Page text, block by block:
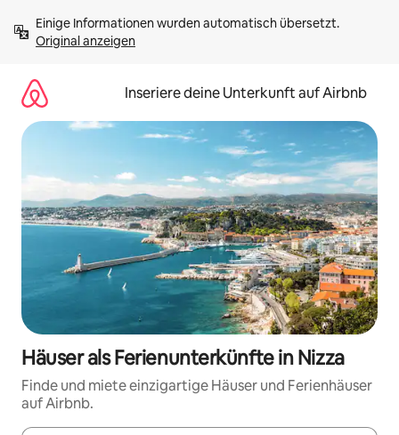
Inhalten
springenOriginal anzeigen
Inseriere deine Unterkunft auf Airbnb
Häuser als Ferienunterkünfte in Nizza
Finde und miete einzigartige Häuser und Ferienhäuser
auf Airbnb.